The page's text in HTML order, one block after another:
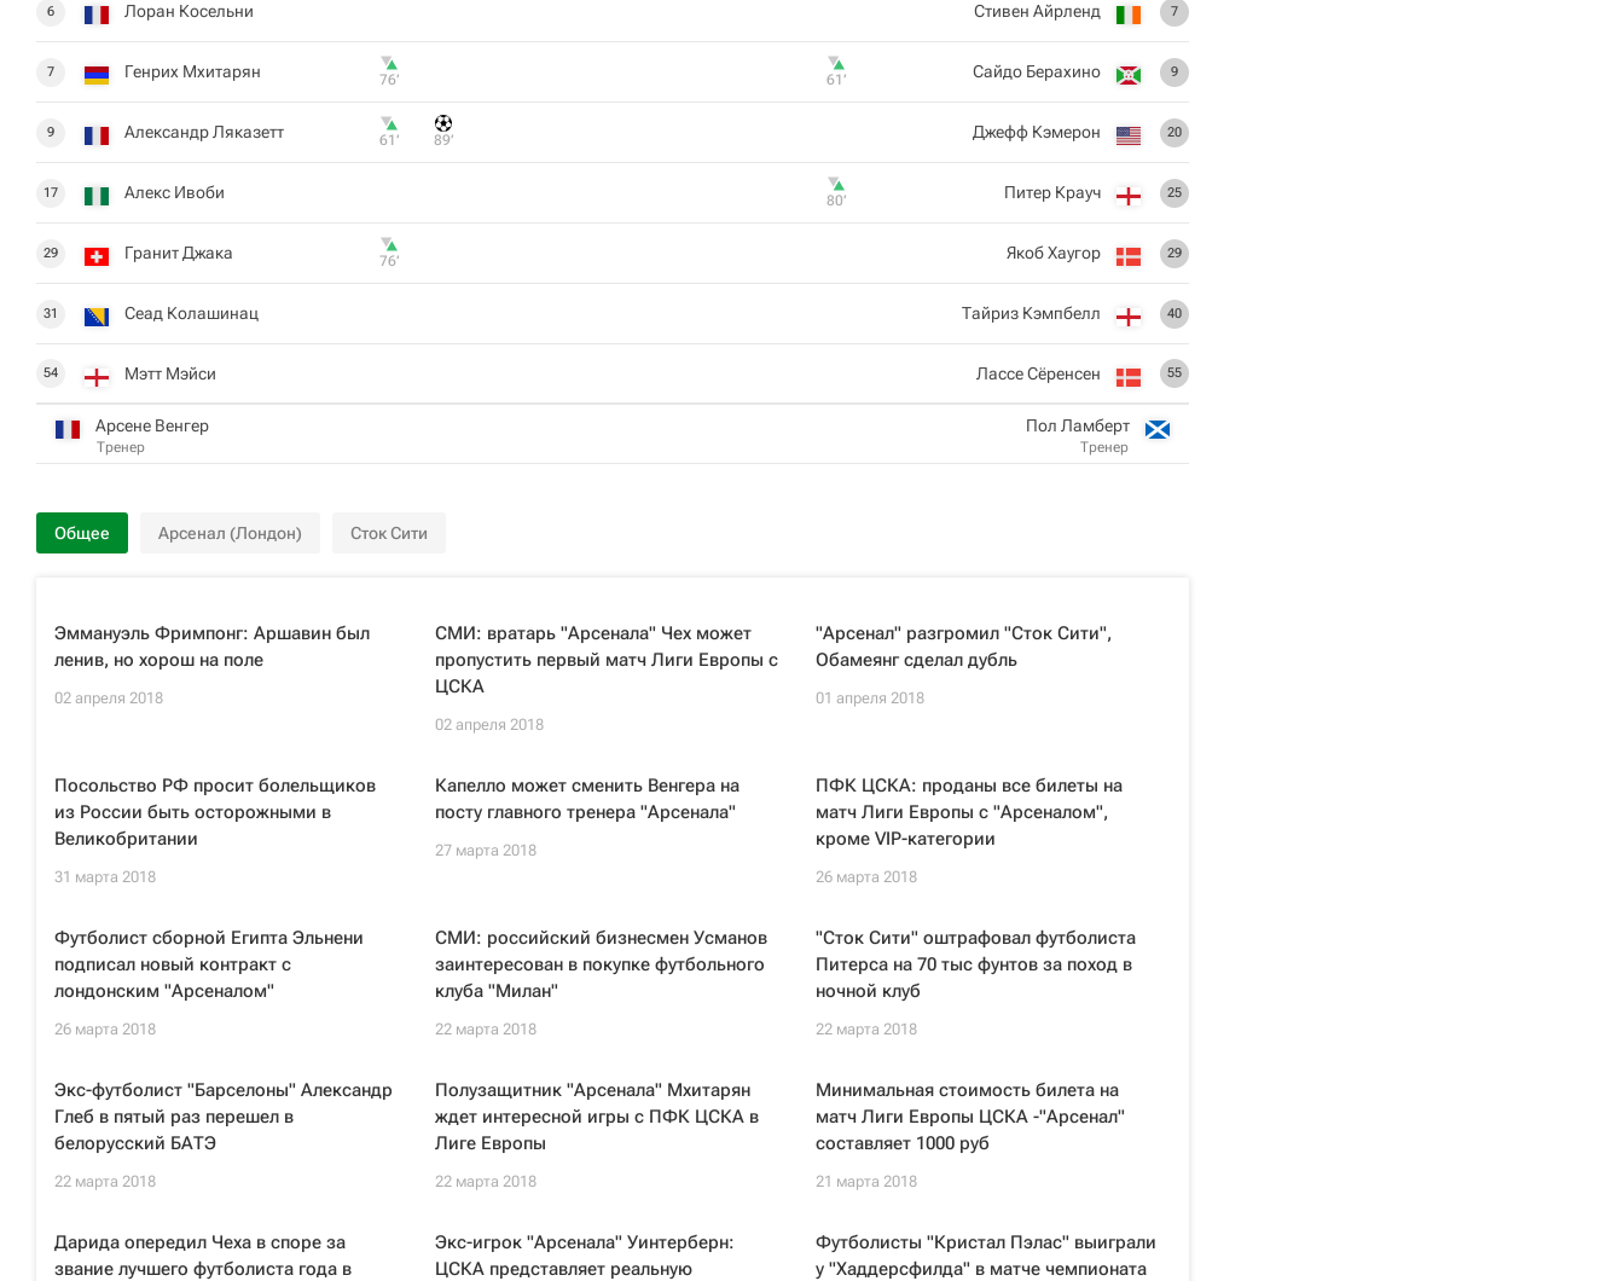
6 Лоран Косельни
7 Генрих Мхитарян 76‎’‎
9 Александр Ляказетт 61‎’‎ 89‎’‎
17 Алекс Ивоби
29 Гранит Джака 76‎’‎
31 Сеад Колашинац
54 Мэтт Мэйси
Арсене Венгер
Тренер
7
Стивен Айрленд
9
Сайдо Берахино
61‎’‎
20
Джефф Кэмерон
25
Питер Крауч
80‎’‎
29
Якоб Хаугор
40
Тайриз Кэмпбелл
55
Лассе Сёренсен
Пол Ламберт
Тренер
Общее Арсенал (Лондон) Сток Сити
Эммануэль Фримпонг: Аршавин был
ленив, но хорош на поле
02 апреля 2018
СМИ: вратарь "Арсенала" Чех может
пропустить первый матч Лиги Европы с
ЦСКА
02 апреля 2018
"Арсенал" разгромил "Сток Сити",
Обамеянг сделал дубль
01 апреля 2018
Посольство РФ просит болельщиков
из России быть осторожными в
Великобритании
31 марта 2018
Капелло может сменить Венгера на
посту главного тренера "Арсенала"
27 марта 2018
ПФК ЦСКА: проданы все билеты на
матч Лиги Европы с "Арсеналом",
кроме VIP-категории
26 марта 2018
Футболист сборной Египта Эльнени
подписал новый контракт с
лондонским "Арсеналом"
26 марта 2018
СМИ: российский бизнесмен Усманов
заинтересован в покупке футбольного
клуба "Милан"
22 марта 2018
"Сток Сити" оштрафовал футболиста
Питерса на 70 тыс фунтов за поход в
ночной клуб
22 марта 2018
Экс-футболист "Барселоны" Александр
Глеб в пятый раз перешел в
белорусский БАТЭ
22 марта 2018
Полузащитник "Арсенала" Мхитарян
ждет интересной игры с ПФК ЦСКА в
Лиге Европы
22 марта 2018
Минимальная стоимость билета на
матч Лиги Европы ЦСКА -"Арсенал"
составляет 1000 руб
21 марта 2018
Дарида опередил Чеха в споре за
звание лучшего футболиста года в
Экс-игрок "Арсенала" Уинтерберн:
ЦСКА представляет реальную
Футболисты "Кристал Пэлас" выиграли
у "Хаддерсфилда" в матче чемпионата